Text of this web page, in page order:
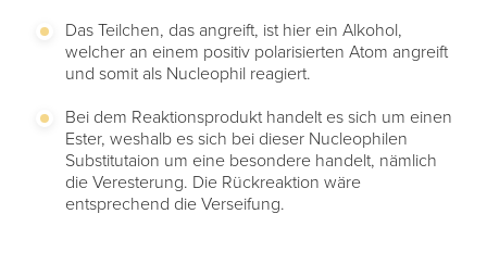
Das Teilchen, das angreift, ist hier ein Alkohol,
welcher an einem positiv polarisierten Atom angreift
und somit als Nucleophil reagiert.
Bei dem Reaktionsprodukt handelt es sich um einen
Ester, weshalb es sich bei dieser Nucleophilen
Substitutaion um eine besondere handelt, nämlich
die Veresterung. Die Rückreaktion wäre
entsprechend die Verseifung.